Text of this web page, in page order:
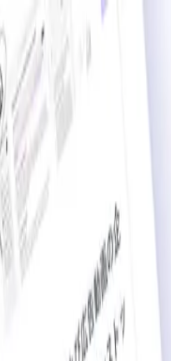
2,000件超・掲載導入事例数